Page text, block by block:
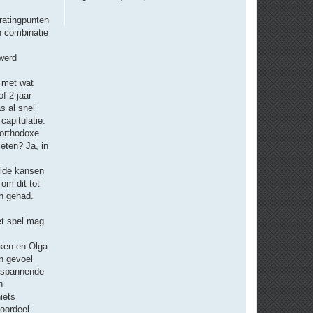
combinatie
wat
2 jaar
al snel
Ja, in
kansen
om dit tot
gehad.
spel mag
en Olga
gevoel